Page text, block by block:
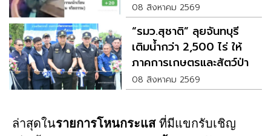
08 สิงหาคม 2569
“รมว.สุชาติ” ลุยจันทบุรี
เติมน้ำกว่า 2,500 ไร่ ให้
ภาคการเกษตรและสัตว์ป่า
08 สิงหาคม 2569
ล่าสุดในรายการโหนกระแส ที่มีแขกรับเชิญ